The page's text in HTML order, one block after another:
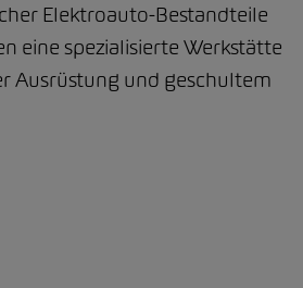
Elektroauto-Bestandteile
eine spezialisierte Werkstätte
Ausrüstung und geschultem